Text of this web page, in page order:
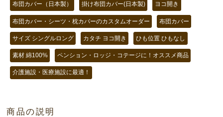
布団カバー（日本製） 掛け布団カバー(日本製) ヨコ開き
布団カバー・シーツ・枕カバーのカスタムオーダー 布団カバー
サイズ シングルロング カタチ ヨコ開き ひも位置 ひもなし
素材 綿100% ペンション・ロッジ・コテージに！オススメ商品
介護施設・医療施設に最適！
商品の説明